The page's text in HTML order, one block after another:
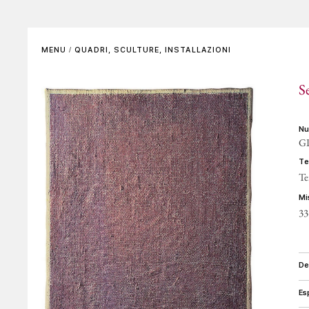
Riferimenti bibliografici
GALLERIE DI RIFERIMENTO
ARCHIVIAZIONE E
AUTENTICHE
CONTATTI
MENU /QUADRI, SCULTURE, INSTALLAZIONI